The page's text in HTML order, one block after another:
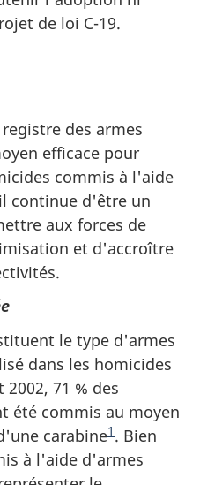
de loi C-19.
des armes
efficace pour
commis à l'aide
continue d'être un
aux forces de
et d'accroître
le type d'armes
dans les homicides
71 % des
été commis au moyen
carabine1 . Bien
à l'aide d'armes